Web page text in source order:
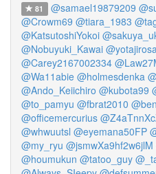
81 @samael19879209
@Crowm69 @tiara_1983
@KatsutoshiYokoi
@Nobuyuki_Kawai
@Carey2167002334
@Wa11abie @holmesdenka
@Ando_Keiichiro @kubota99
@to_pamyu @fbrat2010
@officemercurius
@whwuutsl @eyemana50FP
@my_ryu @jsmwXa9hf2w6jlM
@houmukun @tatoo_guy